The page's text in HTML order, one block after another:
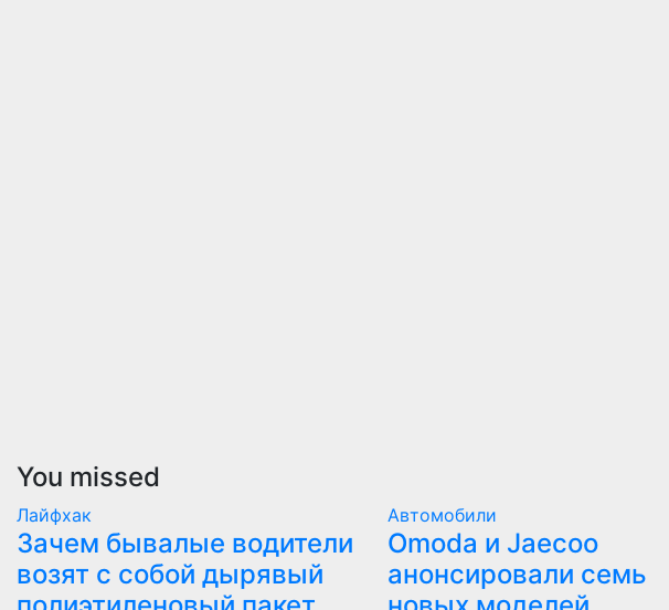
You missed
Лайфхак
Зачем бывалые водители
возят с собой дырявый
Автомобили
Оmoda и Jaecoo
анонсировали семь